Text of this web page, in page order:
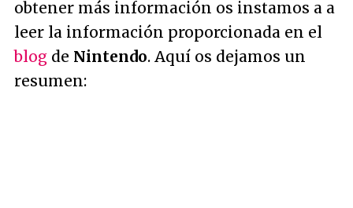
obtener más información os instamos a a
leer la información proporcionada en el
blog de Nintendo. Aquí os dejamos un
resumen: